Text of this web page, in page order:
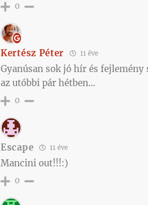
0
Kertész Péter 11 éve
Gyanúsan sok jó hír és
az utóbbi pár hétben…
0
Escape 11 éve
Mancini out!!!:)
0